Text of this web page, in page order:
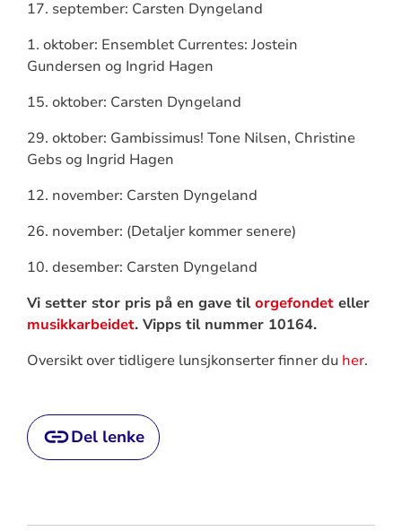
17. september: Carsten Dyngeland
1. oktober: Ensemblet Currentes: Jostein
Gundersen og Ingrid Hagen
15. oktober: Carsten Dyngeland
29. oktober: Gambissimus! Tone Nilsen, Christine
Gebs og Ingrid Hagen
12. november: Carsten Dyngeland
26. november: (Detaljer kommer senere)
10. desember: Carsten Dyngeland
Vi setter stor pris på en gave tilorgefondeteller
musikkarbeidet. Vipps til nummer 10164.
Oversikt over tidligere lunsjkonserter finner du her.
Del lenke